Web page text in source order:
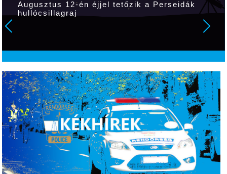
Augusztus 12-én éjjel tetőzik a Perseidák
hullócsillagraj